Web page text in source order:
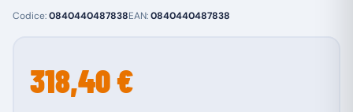
Codice:0840440487838EAN:0840440487838
318,40 €